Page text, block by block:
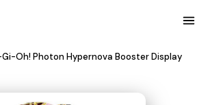
Oh! Photon Hypernova Booster Display